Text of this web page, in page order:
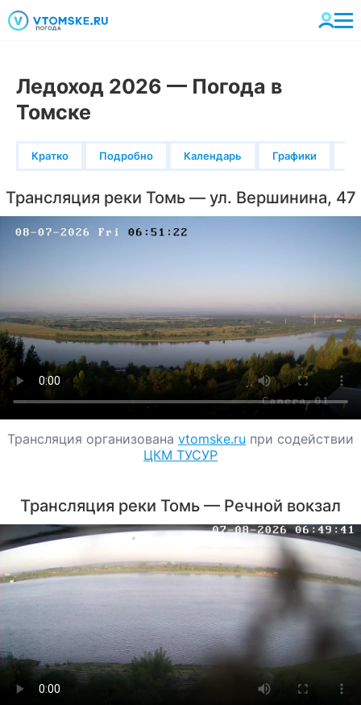
Ледоход 2026 — Погода в
Томске
Кратко Подробно Календарь Графики
Трансляция реки Томь — ул. Вершинина, 47
Трансляция организована vtomske.ru при содействии
ЦКМ ТУСУР
Трансляция реки Томь — Речной вокзал